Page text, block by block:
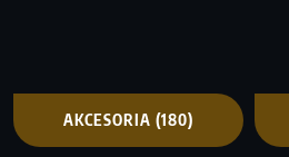
AKCESORIA (180)